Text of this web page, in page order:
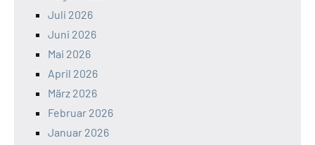
Juli 2026
Juni 2026
Mai 2026
April 2026
März 2026
Februar 2026
Januar 2026